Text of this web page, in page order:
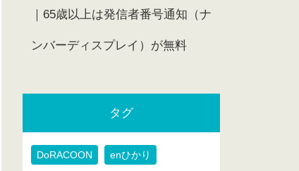
｜65歳以上は発信者番号通知（ナ
ンバーディスプレイ）が無料
タグ
DoRACOON enひかり